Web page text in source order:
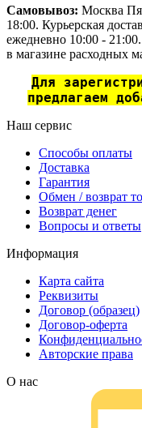
Самовывоз: Москва
18:00. Курьерская
ежедневно 10:00 -
в магазине расходных
Для
предлагаем
Наш сервис
Способы оплаты
Доставка
Гарантия
Обмен / возврат
Возврат денег
Вопросы и ответы
Информация
Карта сайта
Реквизиты
Договор (образец)
Договор-оферта
Авторские права
О нас